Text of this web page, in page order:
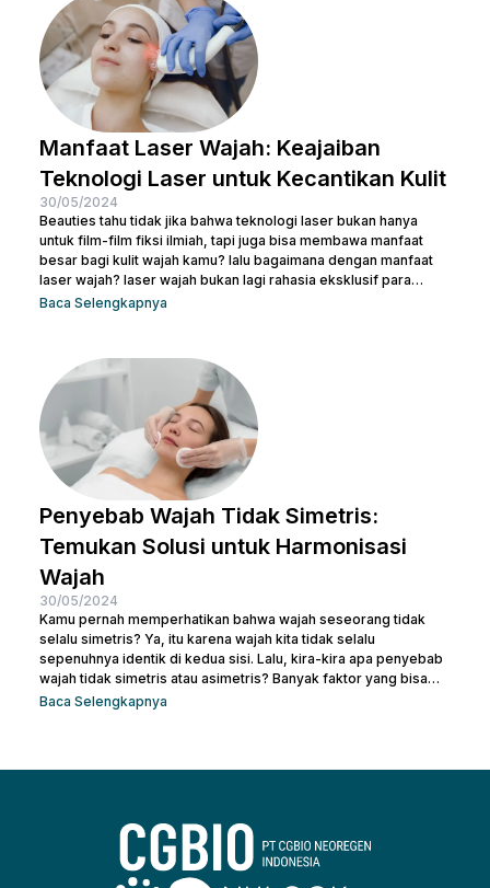
agar kamu bisa kembali memiliki kulit yang mulus dan percaya...
Manfaat Laser Wajah: Keajaiban
Teknologi Laser untuk Kecantikan Kulit
30/05/2024
Beauties tahu tidak jika bahwa teknologi laser bukan hanya
untuk film-film fiksi ilmiah, tapi juga bisa membawa manfaat
besar bagi kulit wajah kamu? lalu bagaimana dengan manfaat
laser wajah? laser wajah bukan lagi rahasia eksklusif para
selebriti atau ahli kecantikan. Ini adalah solusi modern yang
Jadi, jika kamu ingin memperbaiki tekstur kulit, menghilangkan
noda, atau meremajakan kulit tanpa harus melewati prosedur...
Baca Selengkapnya
Penyebab Wajah Tidak Simetris:
Temukan Solusi untuk Harmonisasi
Wajah
30/05/2024
Kamu pernah memperhatikan bahwa wajah seseorang tidak
selalu simetris? Ya, itu karena wajah kita tidak selalu
sepenuhnya identik di kedua sisi. Lalu, kira-kira apa penyebab
wajah tidak simetris atau asimetris? Banyak faktor yang bisa
memengaruhi simetri wajah, mulai dari genetika, gaya hidup,
Baca Selengkapnya